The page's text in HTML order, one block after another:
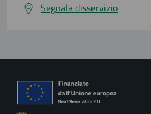
Segnala disservizio